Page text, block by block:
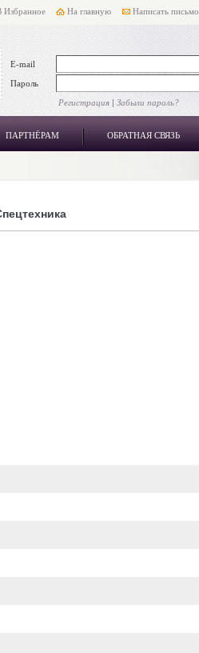
Избранное На главную Написать письмо
E-mail
Пароль
Регистрация| Забыли пароль?
ПАРТНЁРАМ ОБРАТНАЯ СВЯЗЬ